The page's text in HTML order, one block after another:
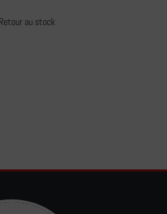
Retour au stock